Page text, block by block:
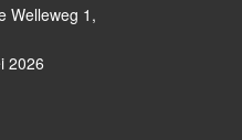
Welleweg 1,
2026